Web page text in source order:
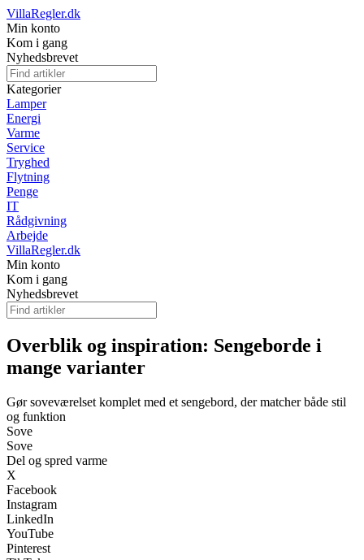
VillaRegler.dk
Min konto
Kom i gang
Nyhedsbrevet
Kategorier
Lamper
Energi
Varme
Service
Tryghed
Flytning
Penge
IT
Rådgivning
Arbejde
VillaRegler.dk
Min konto
Kom i gang
Nyhedsbrevet
Overblik og inspiration: Sengeborde i
mange varianter
Gør soveværelset komplet med et sengebord, der matcher både stil
og funktion
Sove
Sove
Del og spred varme
X
Facebook
Instagram
LinkedIn
YouTube
Pinterest